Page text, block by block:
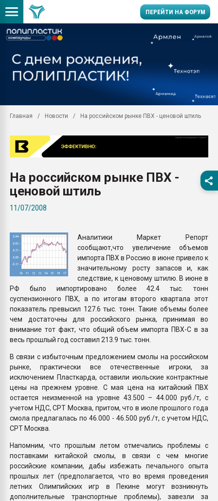
ПЕРЕЙТИ НА ФОРУМ
умельцы изготовили
Продажа готового
производство SPC
заводу пластмасс"
Вакуум-формовочные
ближайшее
Подмосковье, Москва
28.07.2026
ситуацией на
ПЕРЕЙТИ НА
Главная Новости На российском рынке ПВХ - ценовой штиль
На российском рынке ПВХ -
ценовой штиль
11/07/2008
Аналитики Маркет Репорт
сообщают,что увеличение объемов
импорта ПВХ в Россию в июне привело к
значительному росту запасов и, как
следствие, к ценовому штилю. В июне в
РФ было импортировано более 42.4 тыс. тонн
суспензионного ПВХ, а по итогам второго квартала этот
показатель превысил 127.6 тыс. тонн. Такие объемы более
чем достаточны для российского рынка, принимая во
внимание тот факт, что общий объем импорта ПВХ-С в за
весь прошлый год составил 213.9 тыс. тонн.
В связи с избыточным предложением смолы на российском
рынке, практически все отечественные игроки, за
исключением Пласткарда, оставили июльские контрактные
цены на прежнем уровне. С мая цена на китайский ПВХ
остается неизменной на уровне 43.500 – 44.000 руб./т, с
учетом НДС, СРТ Москва, притом, что в июле прошлого года
смола предлагалась по 46.000 - 46.500 руб./т, с учетом НДС,
СРТ Москва.
Напомним, что прошлым летом отмечались проблемы с
поставками китайской смолы, в связи с чем многие
российские компании, дабы избежать печального опыта
прошлых лет (предполагается, что во время проведения
летних Олимпийских игр в Пекине могут возникнуть
дополнительные транспортные проблемы), завезли за